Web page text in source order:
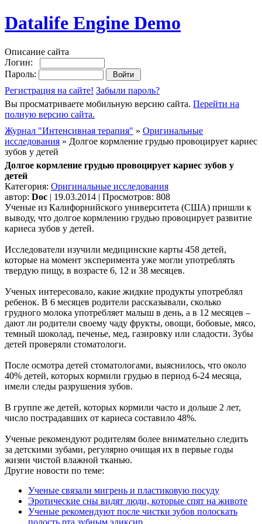
Datalife Engine Demo
Описание сайта
Логин:
Пароль:
Регистрация на сайте! Забыли пароль?
Вы просматриваете мобильную версию сайта. Перейти на
полную версию сайта.
Журнал "Интенсивная терапия" » Оригинальные
исследования » Долгое кормление грудью провоцирует кариес
зубов у детей
Долгое кормление грудью провоцирует кариес зубов у
детей
Категория: Оригинальные исследования
автор: Doc | 19.03.2014 | Просмотров: 808
Ученые из Калифорнийского университета (США) пришли к
выводу, что долгое кормлению грудью провоцирует развитие
кариеса зубов у детей.
Исследователи изучили медицинские карты 458 детей,
которые на момент эксперимента уже могли употреблять
твердую пищу, в возрасте 6, 12 и 38 месяцев.
Ученых интересовало, какие жидкие продукты употреблял
ребенок. В 6 месяцев родители рассказывали, сколько
грудного молока употребляет малыш в день, а в 12 месяцев –
дают ли родители своему чаду фрукты, овощи, бобовые, мясо,
темный шоколад, печенье, мед, газировку или сладости. Зубы
детей проверяли стоматологи.
После осмотра детей стоматологами, выяснилось, что около
40% детей, которых кормили грудью в период 6-24 месяца,
имели следы разрушения зубов.
В группе же детей, которых кормили часто и дольше 2 лет,
число пострадавших от кариеса составило 48%.
Ученые рекомендуют родителям более внимательно следить
за детскими зубами, регулярно очищая их в первые годы
жизни чистой влажной тканью.
Другие новости по теме:
Ученые связали мигрень и пластиковую посуду
Эротические сны видят люди, которые спят на животе
Ученые рекомендуют после чистки зубов полоскать
полость рта зубным эликсир ...